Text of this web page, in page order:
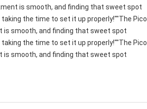
is smooth, and finding that sweet spot
the time to set it up properly!""The Pico
is smooth, and finding that sweet spot
the time to set it up properly!""The Pico
is smooth, and finding that sweet spot